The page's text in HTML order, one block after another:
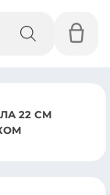
22 CM